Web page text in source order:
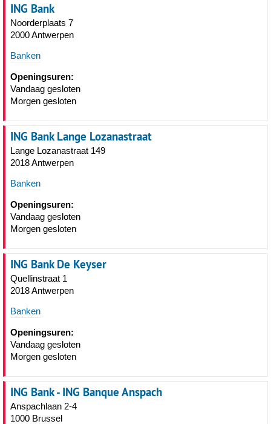
ING Bank
Noorderplaats 7
2000 Antwerpen
Banken
Openingsuren:
Vandaag gesloten
Morgen gesloten
ING Bank Lange Lozanastraat
Lange Lozanastraat 149
2018 Antwerpen
Banken
Openingsuren:
Vandaag gesloten
Morgen gesloten
ING Bank De Keyser
Quellinstraat 1
2018 Antwerpen
Banken
Openingsuren:
Vandaag gesloten
Morgen gesloten
ING Bank - ING Banque Anspach
Anspachlaan 2-4
1000 Brussel